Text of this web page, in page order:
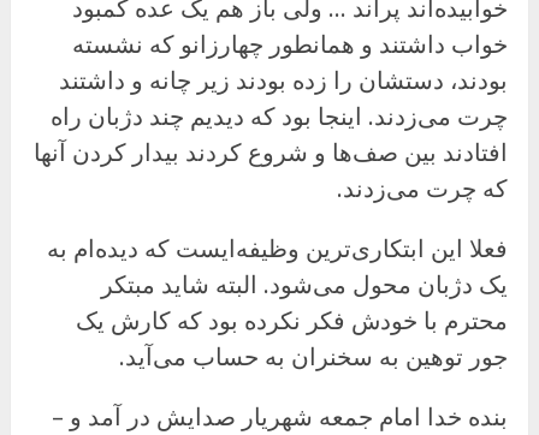
خوابیده‌اند پراند … ولی باز هم یک عده کمبود
خواب داشتند و همانطور چهارزانو که نشسته
بودند، دستشان را زده بودند زیر چانه و داشتند
چرت می‌زدند. اینجا بود که دیدیم چند دژبان راه
افتادند بین صف‌ها و شروع کردند بیدار کردن آنها
که چرت می‌زدند.
فعلا این ابتکاری‌ترین وظیفه‌ایست که دیده‌ام به
یک دژبان محول می‌شود. البته شاید مبتکر
محترم با خودش فکر نکرده بود که کارش یک
جور توهین به سخنران به حساب می‌آید.
بنده خدا امام جمعه شهریار صدایش در آمد و –